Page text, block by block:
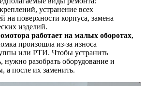
устранение всех
на поверхности корпуса, замена
изделий.
работает на малых оборотах,
произошла из-за износа
или РТИ. Чтобы устранить
нужно разобрать оборудование и
а после их заменить.